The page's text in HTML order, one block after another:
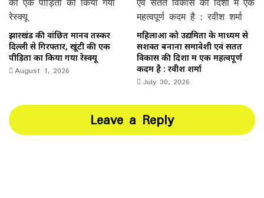
झारखंड की वांछित मानव तस्कर
दिल्ली से गिरफ्तार, खूंटी की एक
पीड़िता का किया गया रेस्क्यू
August 1, 2026
महिलाओं को उद्यमिता के माध्यम से
सशक्त बनाना समावेशी एवं सतत
विकास की दिशा में एक महत्वपूर्ण
कदम है : रवीश शर्मा
July 30, 2026
Leave a Reply